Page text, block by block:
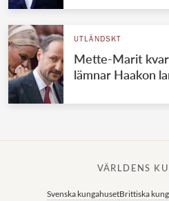
UTLÄNDSKT
Mette-Marit kvar
lämnar Haakon
VÄRLDENS
Svenska kungahusetBrittiska